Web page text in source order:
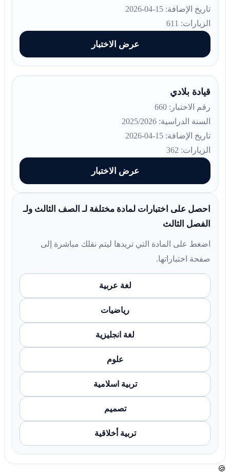
تاريخ الإضافة: 15-04-2026
الزيارات: 611
عرض الاختبار
قيادة بلادي
رقم الاختبار: 660
السنة الدراسية: 2025/2026
تاريخ الإضافة: 15-04-2026
الزيارات: 362
عرض الاختبار
احصل على اختبارات لمادة مختلفة لـ الصف الثالث ولـ
الفصل الثالث
اضغط على المادة التي تريدها ليتم نقلك مباشرة إلى
صفحة اختباراتها.
لغة عربية
رياضيات
لغة انجليزية
علوم
تربية اسلامية
تصميم
تربية أخلاقية
🍪